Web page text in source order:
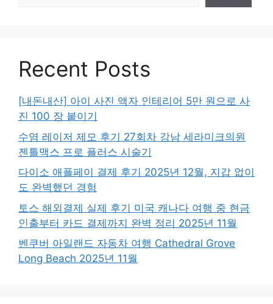
Recent Posts
[내돈내산] 아이 사진 액자 인테리어 5만 원으로 사
진 100 장 붙이기
수염 레이저 제모 후기 27회차 강남 세라미크의원
젠틀맥스 프로 플러스 시술기
다이소 애플페이 결제 후기 2025년 12월, 지갑 없이
도 완벽했던 경험
토스 해외결제 실제 후기 미국 캐나다 여행 중 현금
인출부터 카드 결제까지 완벽 정리 2025년 11월
벤쿠버 아일랜드 자동차 여행 Cathedral Grove
Long Beach 2025년 11월